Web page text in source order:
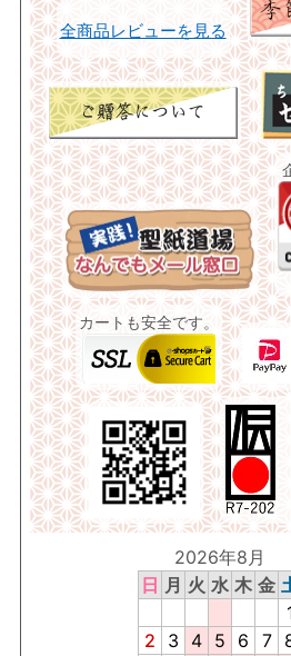
全商品レビューを見る
カートも安全です。
2026年8月
日 月 火 水 木 金
2
3 4 5 6 7